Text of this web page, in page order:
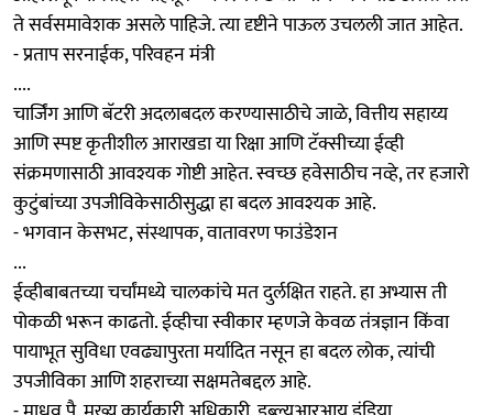
ते सर्वसमावेशक असले पाहिजे. त्या दृष्टीने पाऊल उचलली जात आहेत.
- प्रताप सरनाईक, परिवहन मंत्री
....
चार्जिंग आणि बॅटरी अदलाबदल करण्यासाठीचे जाळे, वित्तीय सहाय्य
आणि स्पष्ट कृतीशील आराखडा या रिक्षा आणि टॅक्सीच्या ईव्ही
संक्रमणासाठी आवश्यक गोष्टी आहेत. स्वच्छ हवेसाठीच नव्हे, तर हजारो
कुटुंबांच्या उपजीविकेसाठीसुद्धा हा बदल आवश्यक आहे.
- भगवान केसभट, संस्थापक, वातावरण फाउंडेशन
...
ईव्हीबाबतच्या चर्चांमध्ये चालकांचे मत दुर्लक्षित राहते. हा अभ्यास ती
पोकळी भरून काढतो. ईव्हीचा स्वीकार म्हणजे केवळ तंत्रज्ञान किंवा
पायाभूत सुविधा एवढ्यापुरता मर्यादित नसून हा बदल लोक, त्यांची
उपजीविका आणि शहराच्या सक्षमतेबद्दल आहे.